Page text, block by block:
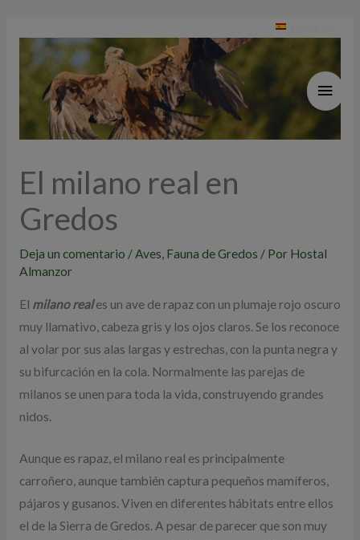
El milano real en
Gredos
Deja un comentario /Aves, Fauna de Gredos / Por Hostal
Almanzor
El milano reales un ave de rapaz con un plumaje rojo oscuro
muy llamativo, cabeza gris y los ojos claros. Se los reconoce
al volar por sus alas largas y estrechas, con la punta negra y
su bifurcación en la cola. Normalmente las parejas de
milanos se unen para toda la vida, construyendo grandes
nidos.
Aunque es rapaz, el milano real es principalmente
carroñero, aunque también captura pequeños mamíferos,
pájaros y gusanos. Viven en diferentes hábitats entre ellos
el de la Sierra de Gredos. A pesar de parecer que son muy